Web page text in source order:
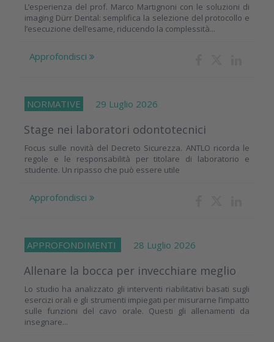
L’esperienza del prof. Marco Martignoni con le soluzioni di
imaging Dürr Dental: semplifica la selezione del protocollo e
l’esecuzione dell’esame, riducendo la complessità...
Approfondisci
NORMATIVE 29 Luglio 2026
Stage nei laboratori odontotecnici
Focus sulle novità del Decreto Sicurezza. ANTLO ricorda le
regole e le responsabilità per titolare di laboratorio e
studente. Un ripasso che può essere utile
Approfondisci
APPROFONDIMENTI 28 Luglio 2026
Allenare la bocca per invecchiare meglio
Lo studio ha analizzato gli interventi riabilitativi basati sugli
esercizi orali e gli strumenti impiegati per misurarne l’impatto
sulle funzioni del cavo orale. Questi gli allenamenti da
insegnare...